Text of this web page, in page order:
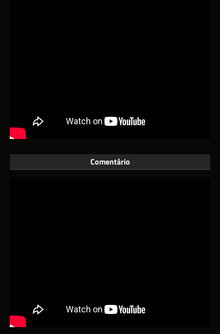
Comentário